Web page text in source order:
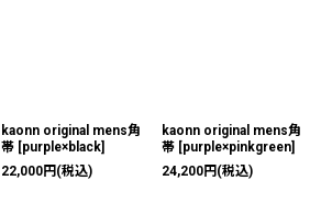
kaonn original mens角
帯 [purple×black]
22,000円 (税込)
kaonn original mens角
帯 [purple×pinkgreen]
24,200円 (税込)